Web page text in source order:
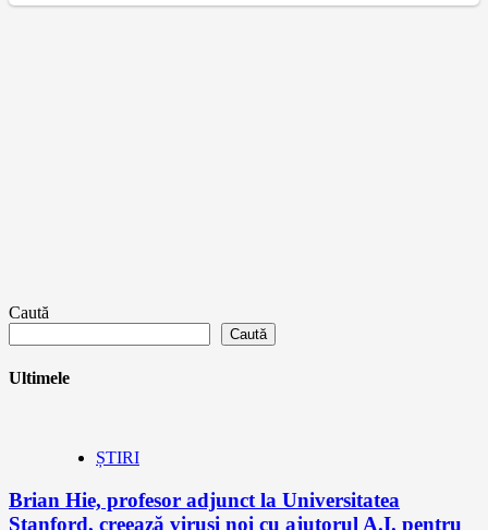
Caută
Caută
Ultimele
ȘTIRI
Brian Hie, profesor adjunct la Universitatea
Stanford, creează viruși noi cu ajutorul A.I. pentru